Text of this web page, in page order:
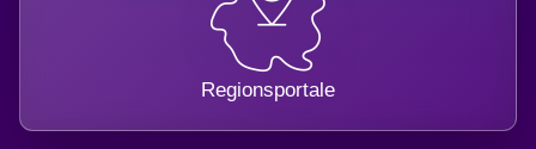
Regionsportale